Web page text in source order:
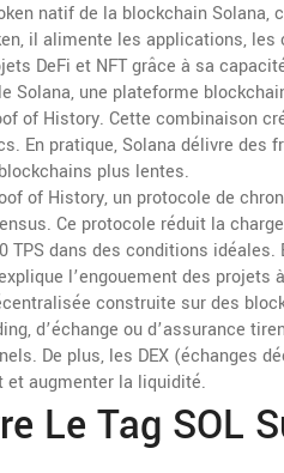
natif de la blockchain
, il alimente les applications,
DeFi et NFT grâce à sa
Solana, une plateforme
of History. Cette combinaison
En pratique, Solana délivre
plus lentes.
of History, un protocole de
. Ce protocole réduit la
TPS dans des conditions
l’engouement des projets
construite sur des
d’échange ou d’assurance
De plus, les DEX (échanges
et augmenter la liquidité.
Le Tag SOL